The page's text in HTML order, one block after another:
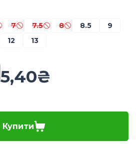
7 7.5 8 8.5
9
12 13
5,40₴
Купити